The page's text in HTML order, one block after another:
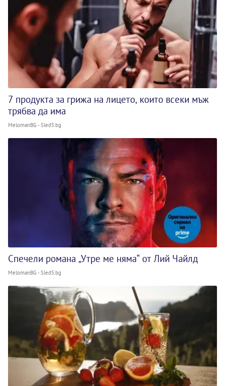
7 продукта за грижа на лицето, които всеки мъж
трябва да има
MelomanBG - Sled5.bg
Спечели романа „Утре ме няма“ от Лий Чайлд
MelomanBG - Sled5.bg